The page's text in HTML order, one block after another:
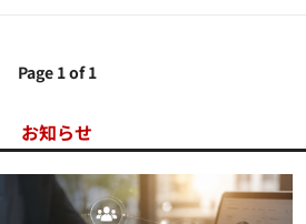
Page 1 of 1
お知らせ